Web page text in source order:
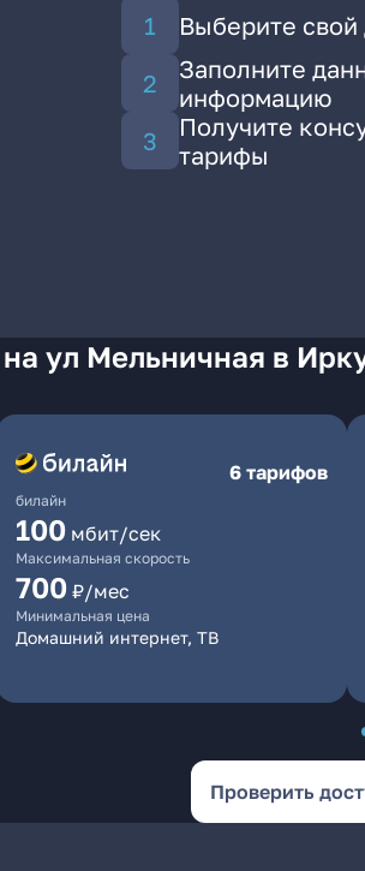
Выберите
Заполните
информацию
Получите
тарифы
ул Мельничная в
билайн
6 тарифов
100 мбит/сек
Максимальная скорость
700 ₽/мес
Минимальная цена
Домашний интернет, ТВ
Проверить